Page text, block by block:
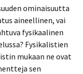
ominaisuutta
aineellinen, vai
fysikaalinen
Fysikalistien
mukaan ne ovat
sen